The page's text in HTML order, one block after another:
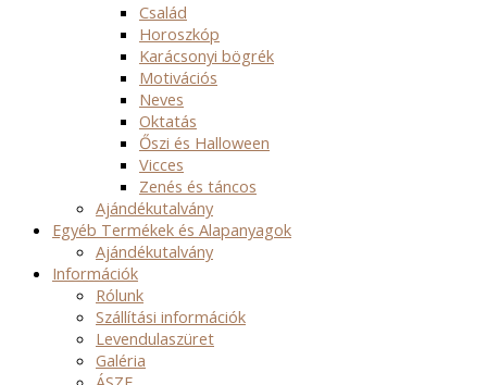
Család
Horoszkóp
Karácsonyi bögrék
Motivációs
Neves
Oktatás
Őszi és Halloween
Vicces
Zenés és táncos
Ajándékutalvány
Egyéb Termékek és Alapanyagok
Ajándékutalvány
Információk
Rólunk
Szállítási információk
Levendulaszüret
Galéria